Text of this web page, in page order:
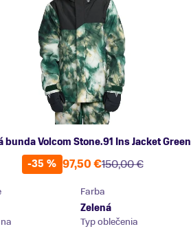
bunda Volcom Stone.91 Ins Jacket Green
-35 %
150,00 €
97,50 €
Farba
Zelená
Typ oblečenia